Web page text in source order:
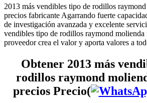
2013 más vendibles tipo de rodillos
precios fabricante Agarrando fuerte
de investigación avanzada y excelente
vendibles tipo de rodillos raymond molienda
proveedor crea el valor y aporta valores a
Obtener 2013 más
rodillos raymond
precios Precio(